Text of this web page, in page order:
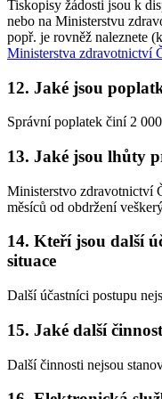
Tiskopisy žádosti jsou k
nebo na Ministerstvu
popř. je rovněž naleznete
Ministerstva zdravotnictví
12. Jaké jsou
Správní poplatek činí 2
13. Jaké jsou lhůty
Ministerstvo zdravotnictví
měsíců od obdržení
14. Kteří jsou další
situace
Další účastníci postupu
15. Jaké další
Další činnosti nejsou